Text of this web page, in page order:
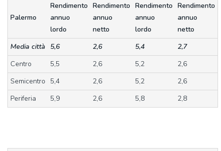
Palermo
Rendimento
annuo
lordo
Rendimento
annuo
netto
Rendimento
annuo
lordo
Rendimento
annuo
netto
Media città
5,6 2,6 5,4
2,7
Centro
5,5 2,6 5,2
2,6
Semicentro 5,4 2,6 5,2
2,6
Periferia
5,9 2,6 5,8 2,8